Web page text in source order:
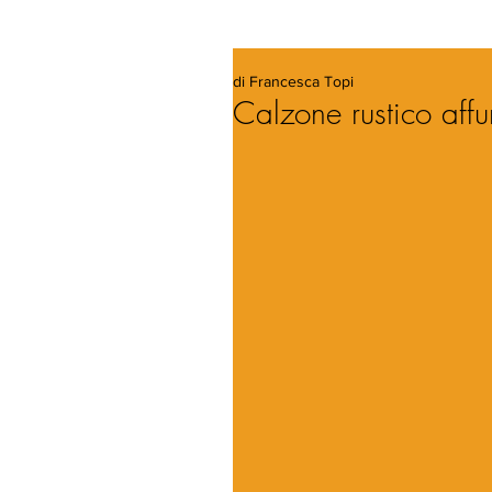
Calzone rustico
di Francesca Topi